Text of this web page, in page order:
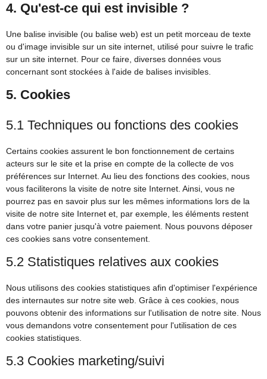
4. Qu'est-ce qui est invisible ?
Une balise invisible (ou balise web) est un petit morceau de texte
ou d'image invisible sur un site internet, utilisé pour suivre le trafic
sur un site internet. Pour ce faire, diverses données vous
concernant sont stockées à l'aide de balises invisibles.
5. Cookies
5.1 Techniques ou fonctions des cookies
Certains cookies assurent le bon fonctionnement de certains
acteurs sur le site et la prise en compte de la collecte de vos
préférences sur Internet. Au lieu des fonctions des cookies, nous
vous faciliterons la visite de notre site Internet. Ainsi, vous ne
pourrez pas en savoir plus sur les mêmes informations lors de la
visite de notre site Internet et, par exemple, les éléments restent
dans votre panier jusqu'à votre paiement. Nous pouvons déposer
ces cookies sans votre consentement.
5.2 Statistiques relatives aux cookies
Nous utilisons des cookies statistiques afin d'optimiser l'expérience
des internautes sur notre site web. Grâce à ces cookies, nous
pouvons obtenir des informations sur l'utilisation de notre site. Nous
vous demandons votre consentement pour l'utilisation de ces
cookies statistiques.
5.3 Cookies marketing/suivi